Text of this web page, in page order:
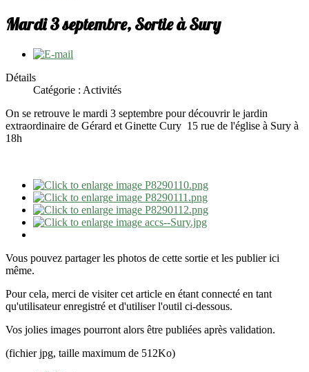
Mardi 3 septembre, Sortie à Sury
Détails
Catégorie : Activités
On se retrouve le mardi 3 septembre pour découvrir le jardin
extraordinaire de Gérard et Ginette Cury 15 rue de l'église à Sury à
18h
Vous pouvez partager les photos de cette sortie et les publier ici
même.
Pour cela, merci de visiter cet article en étant connecté en tant
qu'utilisateur enregistré et d'utiliser l'outil ci-dessous.
Vos jolies images pourront alors être publiées après validation.
(fichier jpg, taille maximum de 512Ko)